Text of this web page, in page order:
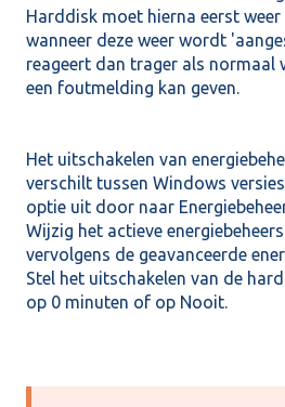
Harddisk moet hierna eerst
wanneer deze weer wordt
reageert dan trager als normaal
een foutmelding kan geven.
Het uitschakelen van
verschilt tussen Windows
optie uit door naar
Wijzig het actieve
vervolgens de geavanceerde
Stel het uitschakelen van de
op 0 minuten of op Nooit.